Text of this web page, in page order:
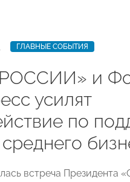
ГЛАВНЫЕ СОБЫТИЯ
и
усилят
по
встреча Президента